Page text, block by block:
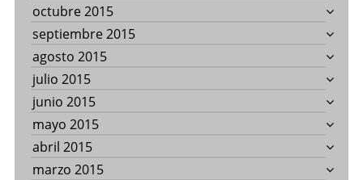
octubre 2015
septiembre 2015
agosto 2015
julio 2015
junio 2015
mayo 2015
abril 2015
marzo 2015